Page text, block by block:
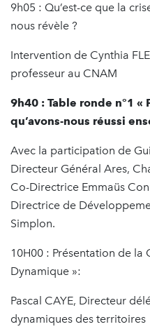
9h05 : Qu’est-ce que la
nous révèle ?
Intervention de Cynthia
professeur au CNAM
9h40 : Table ronde n°1 «
qu’avons-nous réussi
Avec la participation de
Directeur Général Ares,
Co-Directrice Emmaüs
Directrice de
Simplon.
10H00 : Présentation de la
Dynamique »:
Pascal CAYE, Directeur
dynamiques des territoires